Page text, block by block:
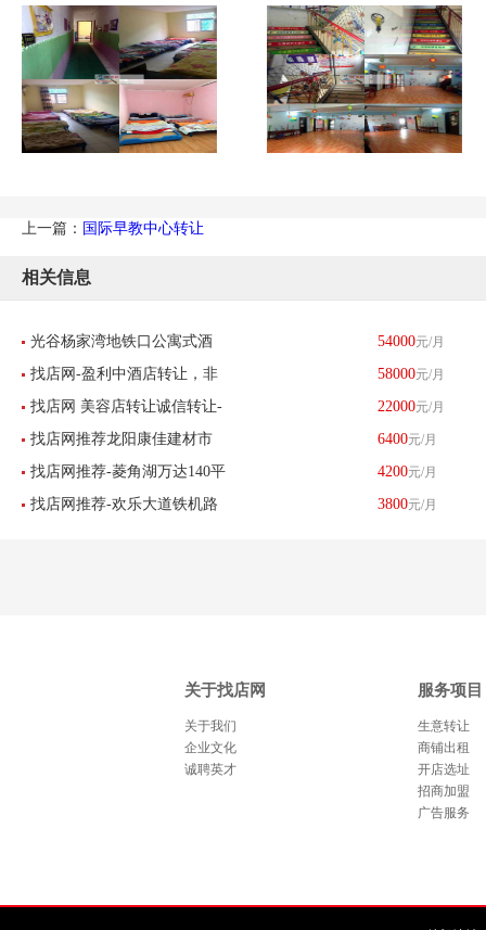
上一篇： 国际早教中心转让
相关信息
光谷杨家湾地铁口公寓式酒
店诚心转让可上门考察
54000元/月
找店网-盈利中酒店转让，非
诚勿扰，
58000元/月
找店网 美容店转让诚信转让-
已转让
22000元/月
找店网推荐龙阳康佳建材市
场橱柜店优惠转让已转让
6400元/月
找店网推荐-菱角湖万达140平
米棋牌室急转-已转让
4200元/月
找店网推荐-欢乐大道铁机路 3800元/月
关于找店网
关于我们
企业文化
诚聘英才
服务项目
生意转让
商铺出租
开店选址
招商加盟
广告服务